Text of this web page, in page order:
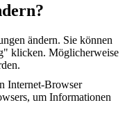
ändern. Sie können
klicken. Möglicherweise
Internet-Browser
um Informationen